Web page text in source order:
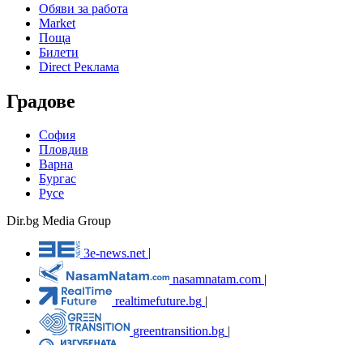
Обяви за работа
Market
Поща
Билети
Direct Реклама
Градове
София
Пловдив
Варна
Бургас
Русе
Dir.bg Media Group
3e-news.net
nasamnatam.com |
realtimefuture.bg |
greentransition.bg |